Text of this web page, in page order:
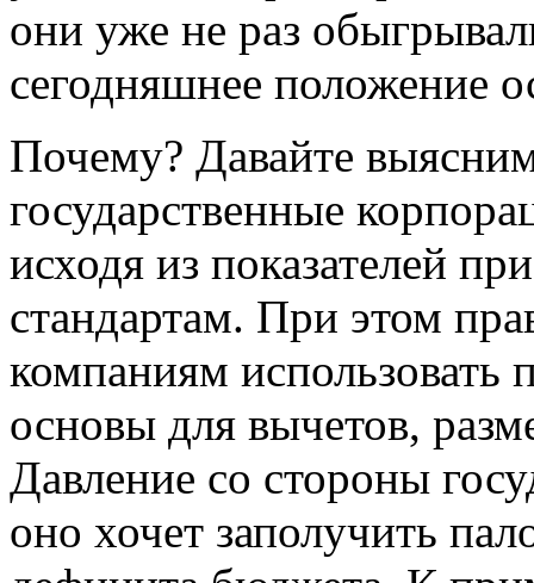
они уже не раз
сегодняшнее положение
Почему? Давайте
государственные
исходя из показателей
стандартам. При этом
компаниям
основы для вычетов,
Давление со стороны
оно хочет заполучить